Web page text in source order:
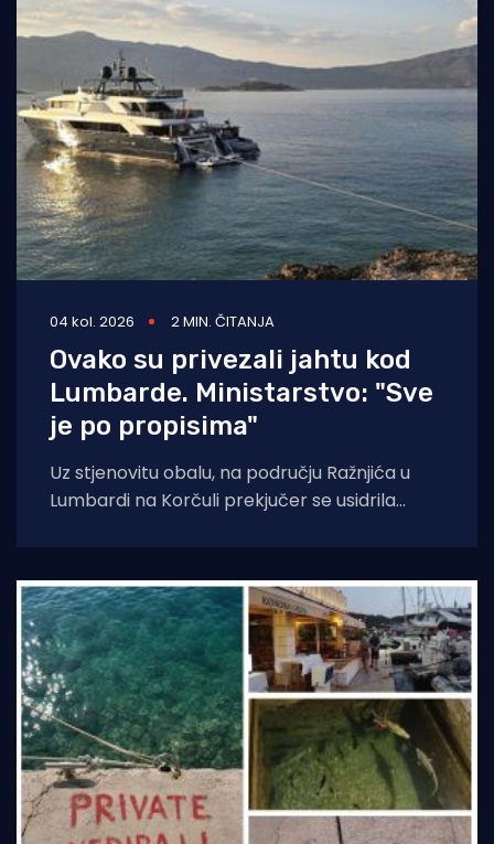
04 kol. 2026 2 MIN. ČITANJA
Ovako su privezali jahtu kod
Lumbarde. Ministarstvo: "Sve
je po propisima"
Uz stjenovitu obalu, na području Ražnjića u
Lumbardi na Korčuli prekjučer se usidrila